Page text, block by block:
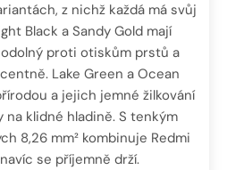
z nichž každá má svůj
Black a Sandy Gold mají
proti otiskům prstů a
Lake Green a Ocean
a jejich jemné žilkování
na klidné hladině. S tenkým
8,26 mm² kombinuje Redmi
se příjemně drží.